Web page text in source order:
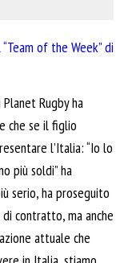
of the Week” di
Rugby ha
che se il figlio
l’Italia: “Io lo
più soldi” ha
serio, ha proseguito
contratto, ma anche
attuale che